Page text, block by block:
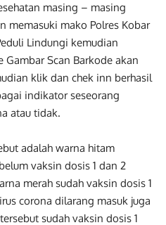
masing – masing
memasuki mako Polres Kobar
Lindungi kemudian
Scan Barkode akan
klik dan chek inn berhasil
indikator seseorang
atau tidak.
adalah warna hitam
vaksin dosis 1 dan 2
merah sudah vaksin dosis 1
corona dilarang masuk juga
sudah vaksin dosis 1